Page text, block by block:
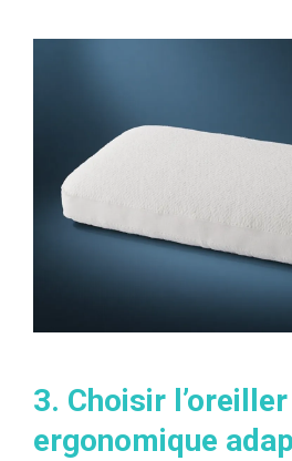
3. Choisir l’oreiller
ergonomique